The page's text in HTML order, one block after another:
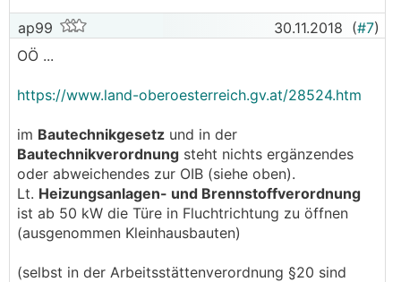
ap99 30.11.2018 (#7)
OÖ ...
https://www.land-oberoesterreich.gv.at/28524.htm
im Bautechnikgesetz und in der
Bautechnikverordnung steht nichts ergänzendes
oder abweichendes zur OIB (siehe oben).
Lt. Heizungsanlagen- und Brennstoffverordnung
ist ab 50 kW die Türe in Fluchtrichtung zu öffnen
(ausgenommen Kleinhausbauten)
(selbst in der Arbeitsstättenverordnung §20 sind